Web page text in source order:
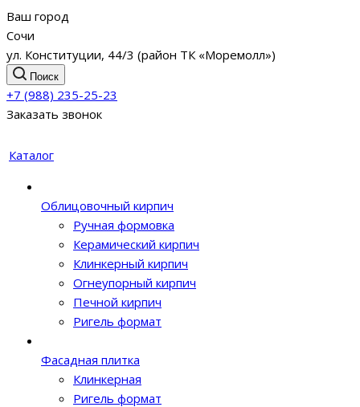
Ваш город
Сочи
ул. Конституции, 44/3 (район ТК «Моремолл»)
Поиск
+7 (988) 235-25-23
Заказать звонок
Каталог
Облицовочный кирпич
Ручная формовка
Керамический кирпич
Клинкерный кирпич
Огнеупорный кирпич
Печной кирпич
Ригель формат
Фасадная плитка
Клинкерная
Ригель формат